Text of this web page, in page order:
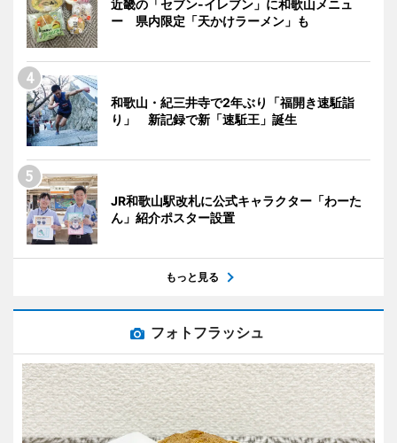
近畿の「セブン-イレブン」に和歌山メニュ
ー 県内限定「天かけラーメン」も
和歌山・紀三井寺で2年ぶり「福開き速駈詣
り」 新記録で新「速駈王」誕生
JR和歌山駅改札に公式キャラクター「わーた
ん」紹介ポスター設置
もっと見る
フォトフラッシュ